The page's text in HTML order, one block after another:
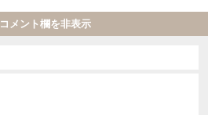
コメント欄を非表示